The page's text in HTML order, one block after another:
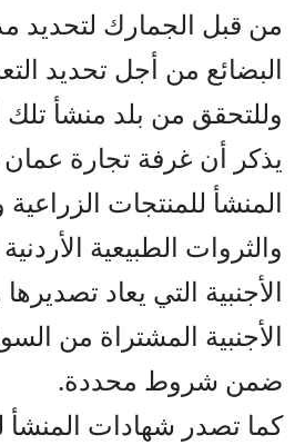
من قبل الجمارك لتحديد
البضائع من أجل تحديد
وللتحقق من بلد منشأ تلك
يذكر أن غرفة تجارة
المنشأ للمنتجات الزراعية
والثروات الطبيعية
الأجنبية التي يعاد
الأجنبية المشتراة من
ضمن شروط محددة.
كما تصدر شهادات المنشأ